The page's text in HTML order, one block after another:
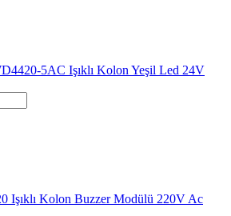
5AC Işıklı Kolon Yeşil Led 24V
Işıklı Kolon Buzzer Modülü 220V Ac